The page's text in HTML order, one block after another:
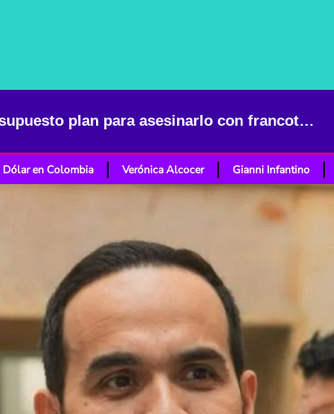
De la Espriella pidió auxilio a EE. UU. por supuesto plan para asesinarlo con francotirador
Dólar en Colombia Verónica Alcocer Gianni Infantino